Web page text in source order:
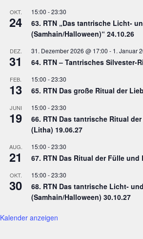
OKT.
24
15:00 -23:30
63. RTN „Das tantrische Licht-
(Samhain/Halloween)“ 24.10.26
DEZ.
31
31. Dezember 2026 @ 17:00 - 1. Januar
64. RTN – Tantrisches Silvester-
FEB.
13
15:00 -23:30
65. RTN Das große Ritual der
JUNI
19
15:00 -23:30
66. RTN Das tantrische Ritual
(Litha) 19.06.27
AUG.
21
15:00 -23:30
67. RTN Das Ritual der Fülle und
OKT.
30
15:00 -23:30
68. RTN Das tantrische Licht-
(Samhain/Halloween) 30.10.27
Kalender anzeigen